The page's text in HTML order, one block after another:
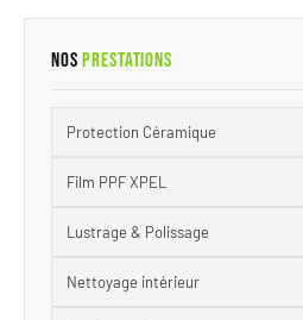
NosPrestations
Protection Céramique
Film PPF XPEL
Lustrage & Polissage
Nettoyage intérieur